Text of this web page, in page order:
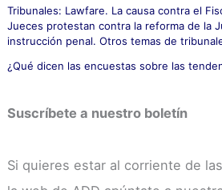
Tribunales: Lawfare. La causa contra el
Jueces protestan contra la reforma de la
instrucción penal. Otros temas de
¿Qué dicen las encuestas sobre las
Suscríbete a nuestro boletín
Si quieres estar al corriente de